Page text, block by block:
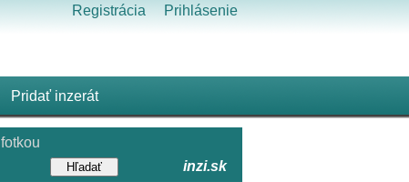
Registrácia Prihlásenie
Pridať inzerát
inzi.sk